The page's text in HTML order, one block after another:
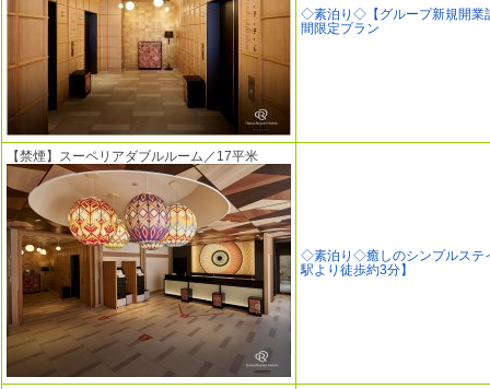
◇素泊り◇【グループ新規開業
間限定プラン
【禁煙】スーペリアダブルルーム／17平米
◇素泊り◇癒しのシンプルステ
駅より徒歩約3分】